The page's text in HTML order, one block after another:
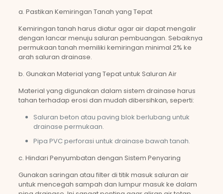
a. Pastikan Kemiringan Tanah yang Tepat
Kemiringan tanah harus diatur agar air dapat mengalir
dengan lancar menuju saluran pembuangan. Sebaiknya
permukaan tanah memiliki kemiringan minimal 2% ke
arah saluran drainase.
b. Gunakan Material yang Tepat untuk Saluran Air
Material yang digunakan dalam sistem drainase harus
tahan terhadap erosi dan mudah dibersihkan, seperti:
Saluran beton atau paving blok berlubang untuk
drainase permukaan.
Pipa PVC perforasi untuk drainase bawah tanah.
c. Hindari Penyumbatan dengan Sistem Penyaring
Gunakan saringan atau filter di titik masuk saluran air
untuk mencegah sampah dan lumpur masuk ke dalam